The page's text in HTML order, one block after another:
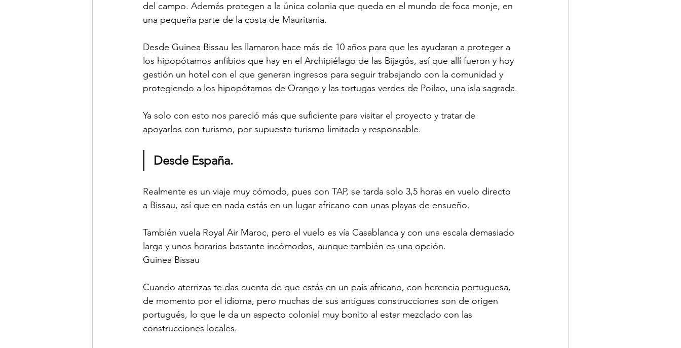
del campo. Además protegen a la única colonia que queda en el mundo de foca monje, en
una pequeña parte de la costa de Mauritania.
Desde Guinea Bissau les llamaron hace más de 10 años para que les ayudaran a proteger a
los hipopótamos anfibios que hay en el Archipiélago de las Bijagós, así que allí fueron y hoy
gestión un hotel con el que generan ingresos para seguir trabajando con la comunidad y
protegiendo a los hipopótamos de Orango y las tortugas verdes de Poilao, una isla sagrada.
Ya solo con esto nos pareció más que suficiente para visitar el proyecto y tratar de
apoyarlos con turismo, por supuesto turismo limitado y responsable.
Desde España.
Realmente es un viaje muy cómodo, pues con TAP, se tarda solo 3,5 horas en vuelo directo
a Bissau, así que en nada estás en un lugar africano con unas playas de ensueño.
También vuela Royal Air Maroc, pero el vuelo es vía Casablanca y con una escala demasiado
larga y unos horarios bastante incómodos, aunque también es una opción.
Guinea Bissau
Cuando aterrizas te das cuenta de que estás en un país africano, con herencia portuguesa,
de momento por el idioma, pero muchas de sus antiguas construcciones son de origen
portugués, lo que le da un aspecto colonial muy bonito al estar mezclado con las
construcciones locales.